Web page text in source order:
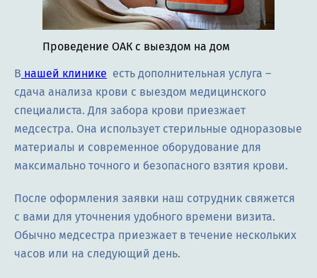
Проведение ОАК с выездом на дом
В нашей клинике есть дополнительная услуга –
сдача анализа крови с выездом медицинского
специалиста. Для забора крови приезжает
медсестра. Она использует стерильные одноразовые
материалы и современное оборудование для
максимально точного и безопасного взятия крови.
После оформления заявки наш сотрудник свяжется
с вами для уточнения удобного времени визита.
Обычно медсестра приезжает в течение нескольких
часов или на следующий день.